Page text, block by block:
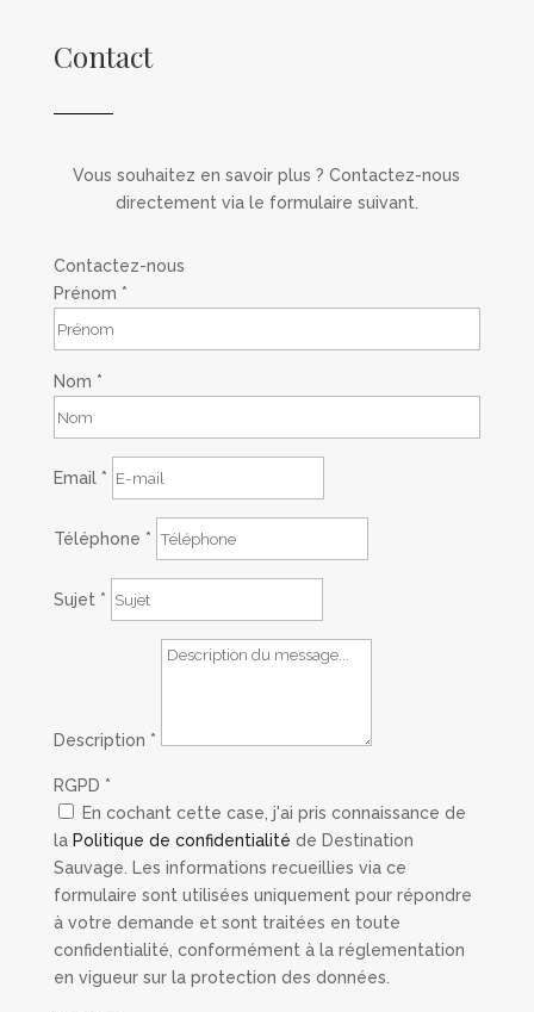
Contact
Vous souhaitez en savoir plus ? Contactez-nous
directement via le formulaire suivant.
Contactez-nous
Prénom *
Nom *
Email *
Téléphone *
Sujet *
Description *
RGPD *
En cochant cette case, j'ai pris connaissance de
la Politique de confidentialité de Destination
Sauvage. Les informations recueillies via ce
formulaire sont utilisées uniquement pour répondre
à votre demande et sont traitées en toute
confidentialité, conformément à la réglementation
en vigueur sur la protection des données.